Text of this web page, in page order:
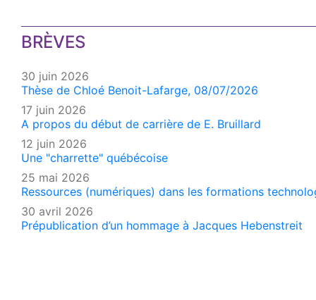
BRÈVES
30 juin 2026
Thèse de Chloé Benoit-Lafarge, 08/07/2026
17 juin 2026
A propos du début de carrière de E. Bruillard
12 juin 2026
Une "charrette" québécoise
25 mai 2026
Ressources (numériques) dans les formations
30 avril 2026
Prépublication d’un hommage à Jacques Hebenstreit